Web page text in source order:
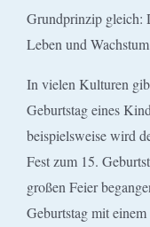
Grundprinzip gleich:
Leben und
In vielen Kulturen
Geburtstag eines
beispielsweise wird
Fest zum 15.
großen Feier
Geburtstag mit